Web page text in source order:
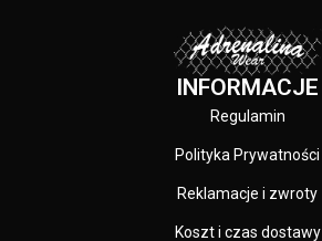
INFORMACJE
Regulamin
Polityka Prywatności
Reklamacje i zwroty
Koszt i czas dostawy